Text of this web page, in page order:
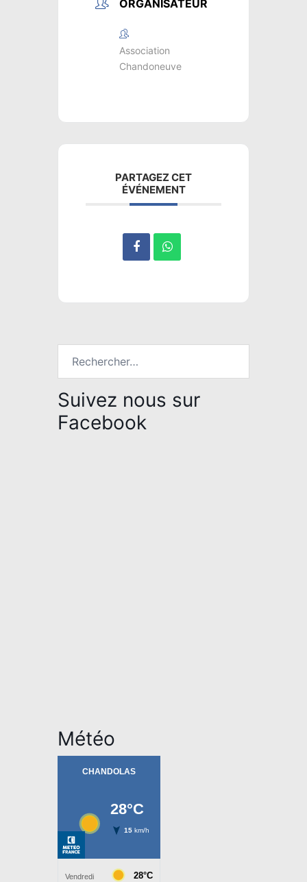
ORGANISATEUR
Association
Chandoneuve
PARTAGEZ CET
ÉVÉNEMENT
Suivez nous sur
Facebook
Météo